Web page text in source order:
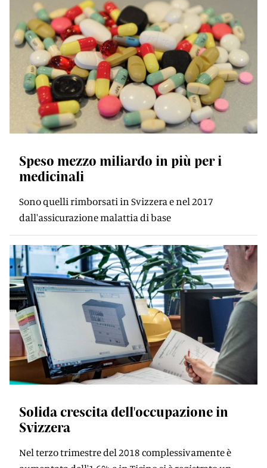
Speso mezzo miliardo in più per i
medicinali
Sono quelli rimborsati in Svizzera e nel 2017
dall'assicurazione malattia di base
Solida crescita dell'occupazione in
Svizzera
Nel terzo trimestre del 2018 complessivamente è